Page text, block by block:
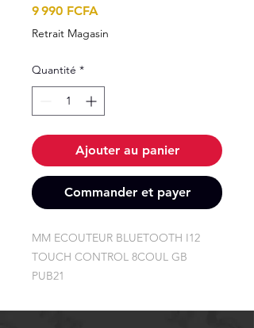
9 990 FCFA
Retrait Magasin
Quantité *
Ajouter au panier
Commander et payer
MM ECOUTEUR BLUETOOTH I12
TOUCH CONTROL 8COUL GB
PUB21